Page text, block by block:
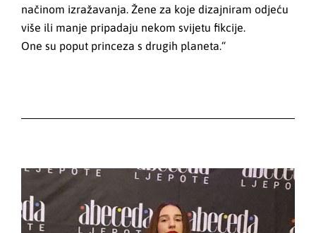
načinom izražavanja. Žene za koje dizajniram odjeću
više ili manje pripadaju nekom svijetu fikcije.
One su poput princeza s drugih planeta.“